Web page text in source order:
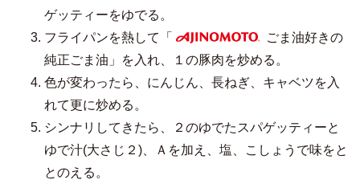
ゲッティーをゆでる。
フライパンを熱して「
AJINOMOTO
ごま油好きの
純正ごま油」を入れ、１の豚肉を炒める。
色が変わったら、にんじん、長ねぎ、キャベツを入
れて更に炒める。
シンナリしてきたら、２のゆでたスパゲッティーと
ゆで汁(大さじ２)、Ａを加え、塩、こしょうで味をと
とのえる。